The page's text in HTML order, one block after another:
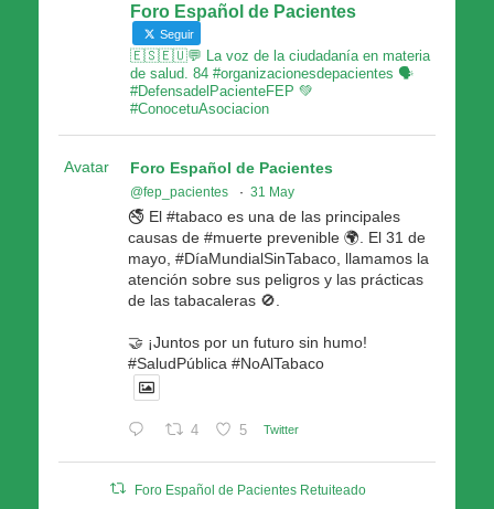
Foro Español de Pacientes
Seguir
🇪🇸🇪🇺💬 La voz de la ciudadanía en materia
de salud. 84 #organizacionesdepacientes 🗣
#DefensadelPacienteFEP 💚
#ConocetuAsociacion
Avatar Foro Español de Pacientes
@fep_pacientes · 31 May
🚭 El #tabaco es una de las principales
causas de #muerte prevenible 🌍. El 31 de
mayo, #DíaMundialSinTabaco, llamamos la
atención sobre sus peligros y las prácticas
de las tabacaleras 🚫.
🤝 ¡Juntos por un futuro sin humo!
#SaludPública #NoAlTabaco
4 5 Twitter
Foro Español de Pacientes Retuiteado